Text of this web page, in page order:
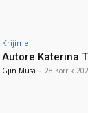
Krijime
Autore Katerina
Gjin Musa - 28 Korrik